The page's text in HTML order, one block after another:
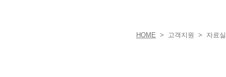
HOME > 고객지원 > 자료실